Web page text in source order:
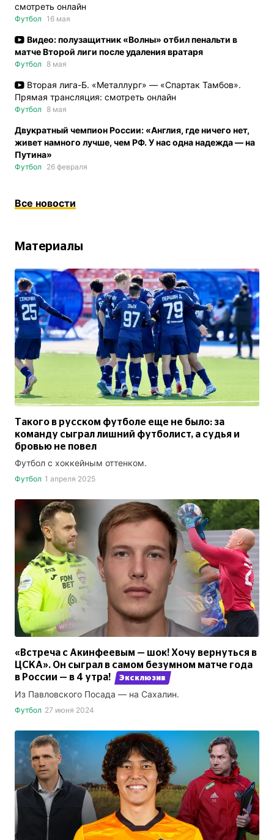
смотреть онлайн
Футбол 16 мая
Видео: полузащитник «Волны» отбил пенальти в
матче Второй лиги после удаления вратаря
Футбол 8 мая
Вторая лига-Б. «Металлург» — «Спартак Тамбов».
Прямая трансляция: смотреть онлайн
Футбол 8 мая
Двукратный чемпион России: «Англия, где ничего нет,
живет намного лучше, чем РФ. У нас одна надежда — на
Путина»
Футбол 26 февраля
Все новости
Материалы
Такого в русском футболе еще не было: за
команду сыграл лишний футболист, а судья и
бровью не повел
Футбол с хоккейным оттенком.
Футбол 1 апреля 2025
«Встреча с Акинфеевым — шок! Хочу вернуться в
ЦСКА». Он сыграл в самом безумном матче года
в России — в 4 утра!
Эксклюзив
Из Павловского Посада — на Сахалин.
Футбол 27 июня 2024